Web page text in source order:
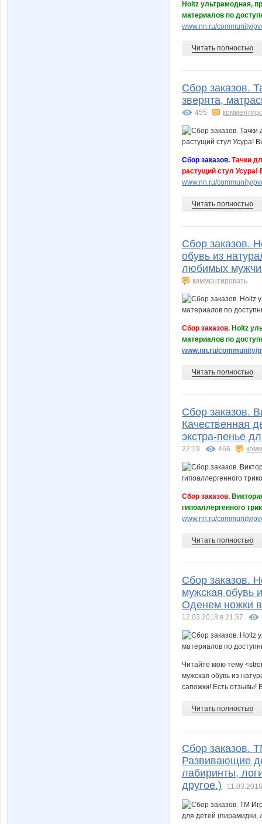
Holtz ультрамодная,
материалов по
www.nn.ru/community/
Читать полностью
Сбор заказов.
зверята,
455
Сбор заказов. Тачки
растущий стул Усура!
www.nn.ru/community/
Читать полностью
Сбор заказов.
обувь из
любимых
комментировать
Сбор заказов. Holtz
материалов по
www.nn.ru/community/
Читать полностью
Сбор заказов.
Качественная
экстра-пенье
22:19 466
Сбор заказов.
гипоаллергенного
www.nn.ru/community/
Читать полностью
Сбор заказов.
мужская обувь
Оденем ножки
12.03.2018 в 21:57
Читайте мою тему
мужская обувь из
сапожки! Есть отзывы!
Читать полностью
Сбор заказов.
Развивающие
лабиринты,
другое.)